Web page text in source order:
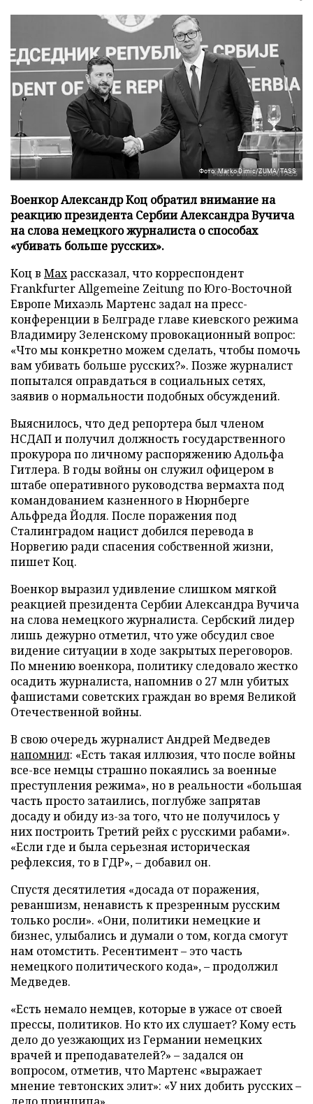
Фото: Marko Dimic/ZUMA/TASS
Военкор Александр Коц обратил внимание на
реакцию президента Сербии Александра Вучича
на слова немецкого журналиста о способах
«убивать больше русских».
Коц в Махрассказал, что корреспондент
Frankfurter Allgemeine Zeitung по Юго-Восточной
Европе Михаэль Мартенс задал на пресс-
конференции в Белграде главе киевского режима
Владимиру Зеленскому провокационный вопрос:
«Что мы конкретно можем сделать, чтобы помочь
вам убивать больше русских?». Позже журналист
попытался оправдаться в социальных сетях,
заявив о нормальности подобных обсуждений.
Выяснилось, что дед репортера был членом
НСДАП и получил должность государственного
прокурора по личному распоряжению Адольфа
Гитлера. В годы войны он служил офицером в
штабе оперативного руководства вермахта под
командованием казненного в Нюрнберге
Альфреда Йодля. После поражения под
Сталинградом нацист добился перевода в
Норвегию ради спасения собственной жизни,
пишет Коц.
Военкор выразил удивление слишком мягкой
реакцией президента Сербии Александра Вучича
на слова немецкого журналиста. Сербский лидер
лишь дежурно отметил, что уже обсудил свое
видение ситуации в ходе закрытых переговоров.
По мнению военкора, политику следовало жестко
осадить журналиста, напомнив о 27 млн убитых
фашистами советских граждан во время Великой
Отечественной войны.
В свою очередь журналист Андрей Медведев
напомнил: «Есть такая иллюзия, что после войны
все-все немцы страшно покаялись за военные
преступления режима», но в реальности «большая
часть просто затаились, поглубже запрятав
досаду и обиду из-за того, что не получилось у
них построить Третий рейх с русскими рабами».
«Если где и была серьезная историческая
рефлексия, то в ГДР», – добавил он.
Спустя десятилетия «досада от поражения,
реваншизм, ненависть к презренным русским
только росли». «Они, политики немецкие и
бизнес, улыбались и думали о том, когда смогут
нам отомстить. Ресентимент – это часть
немецкого политического кода», – продолжил
Медведев.
«Есть немало немцев, которые в ужасе от своей
прессы, политиков. Но кто их слушает? Кому есть
дело до уезжающих из Германии немецких
врачей и преподавателей?» – задался он
вопросом, отметив, что Мартенс «выражает
мнение тевтонских элит»: «У них добить русских –